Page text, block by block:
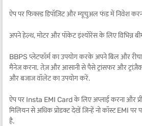
ऐप पर फिक्स्ड डिपॉज़िट और म्यूचुअल फंड में निवेश
अपने हेल्थ, मोटर और पॉकेट इंश्योरेंस के लिए विभिन्न
BBPS प्लेटफॉर्म का उपयोग करके अपने बिल और
मैनेज करना. तेज़ और आसानी से पैसे ट्रांसफर और
और बजाज वॉलेट का उपयोग करें.
ऐप पर Insta EMI Card के लिए अप्लाई करना और प्री-
मिलियन से अधिक प्रोडक्ट देखें जिन्हें नो कॉस्ट EMI पर
है.